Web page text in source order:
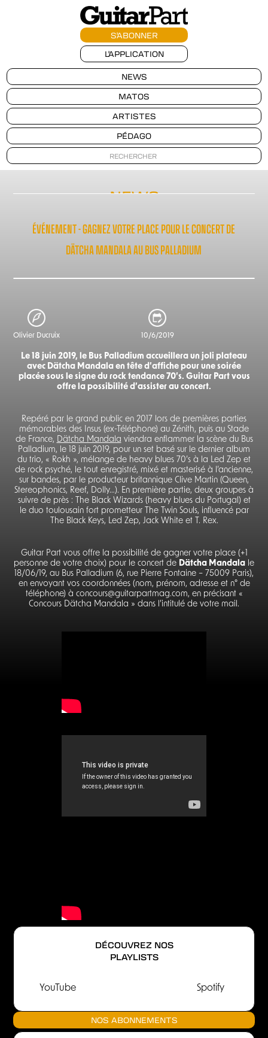
S'ABONNER
L'APPLICATION
NEWS
MATOS
ARTISTES
PÉDAGO
NEWS
ÉVÉNEMENT - GAGNEZ VOTRE PLACE POUR LE CONCERT DE
DÄTCHA MANDALA AU BUS PALLADIUM
Olivier Ducruix 10/6/2019
Le 18 juin 2019, le Bus Palladium accueillera un joli plateau
avec Dätcha Mandala en tête d’affiche pour une soirée
placée sous le signe du rock tendance 70’s. Guitar Part vous
offre la possibilité d’assister au concert.
Repéré par le grand public en 2017 lors de premières parties
mémorables des Insus (ex-Téléphone) au Zénith, puis au Stade
de France, Dätcha Mandala viendra enflammer la scène du Bus
Palladium, le 18 juin 2019, pour un set basé sur le dernier album
du trio, « Rokh », mélange de heavy blues 70’s à la Led Zep et
de rock psyché, le tout enregistré, mixé et masterisé à l’ancienne,
sur bandes, par le producteur britannique Clive Martin (Queen,
Stereophonics, Reef, Dolly…). En première partie, deux groupes à
suivre de près : The Black Wizards (heavy blues du Portugal) et
le duo toulousain fort prometteur The Twin Souls, influencé par
The Black Keys, Led Zep, Jack White et T. Rex.
Guitar Part vous offre la possibilité de gagner votre place (+1
personne de votre choix) pour le concert de Dätcha Mandala le
18/06/19, au Bus Palladium (6, rue Pierre Fontaine – 75009 Paris),
en envoyant vos coordonnées (nom, prénom, adresse et n° de
téléphone) à concours@guitarpartmag.com, en précisant «
Concours Dätcha Mandala » dans l’intitulé de votre mail.
DÉCOUVREZ NOS
PLAYLISTS
YouTube Spotify
NOS ABONNEMENTS